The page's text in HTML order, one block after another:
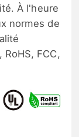
À l'heure
normes de
FCC,